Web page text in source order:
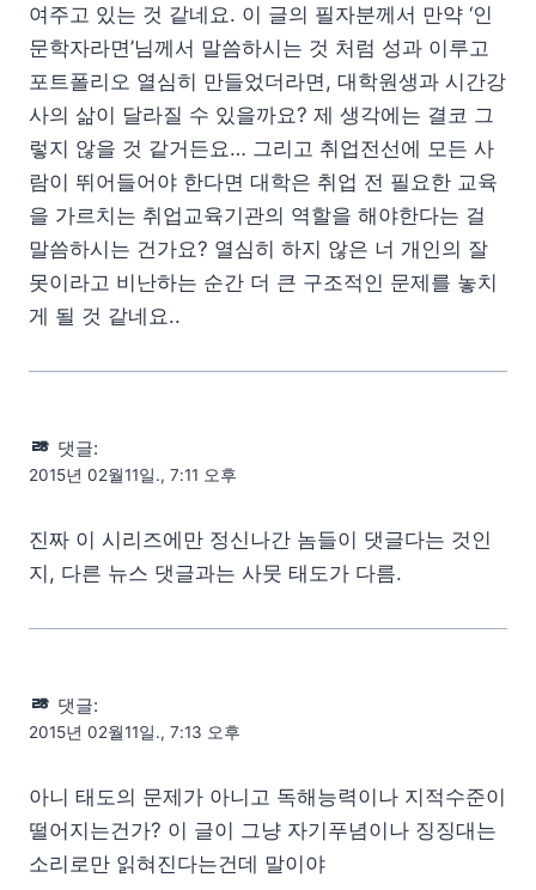
여주고 있는 것 같네요. 이 글의 필자분께서 만약 ‘인
문학자라면’님께서 말씀하시는 것 처럼 성과 이루고
포트폴리오 열심히 만들었더라면, 대학원생과 시간강
사의 삶이 달라질 수 있을까요? 제 생각에는 결코 그
렇지 않을 것 같거든요… 그리고 취업전선에 모든 사
람이 뛰어들어야 한다면 대학은 취업 전 필요한 교육
을 가르치는 취업교육기관의 역할을 해야한다는 걸
말씀하시는 건가요? 열심히 하지 않은 너 개인의 잘
못이라고 비난하는 순간 더 큰 구조적인 문제를 놓치
게 될 것 같네요..
ㅀ 댓글:
2015년 02월11일., 7:11 오후
진짜 이 시리즈에만 정신나간 놈들이 댓글다는 것인
지, 다른 뉴스 댓글과는 사뭇 태도가 다름.
ㅀ 댓글:
2015년 02월11일., 7:13 오후
아니 태도의 문제가 아니고 독해능력이나 지적수준이
떨어지는건가? 이 글이 그냥 자기푸념이나 징징대는
소리로만 읽혀진다는건데 말이야